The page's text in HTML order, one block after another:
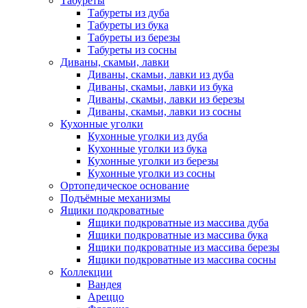
Табуреты из дуба
Табуреты из бука
Табуреты из березы
Табуреты из сосны
Диваны, скамьи, лавки
Диваны, скамьи, лавки из дуба
Диваны, скамьи, лавки из бука
Диваны, скамьи, лавки из березы
Диваны, скамьи, лавки из сосны
Кухонные уголки
Кухонные уголки из дуба
Кухонные уголки из бука
Кухонные уголки из березы
Кухонные уголки из сосны
Ортопедическое основание
Подъёмные механизмы
Ящики подкроватные
Ящики подкроватные из массива дуба
Ящики подкроватные из массива бука
Ящики подкроватные из массива березы
Ящики подкроватные из массива сосны
Коллекции
Вандея
Ареццо